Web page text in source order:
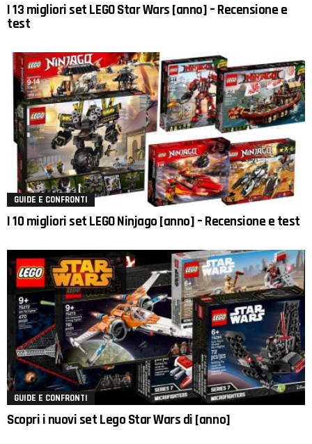
I 13 migliori set LEGO Star Wars [anno] – Recensione e
test
GUIDE E CONFRONTI
I 10 migliori set LEGO Ninjago [anno] – Recensione e test
GUIDE E CONFRONTI
Scopri i nuovi set Lego Star Wars di [anno]